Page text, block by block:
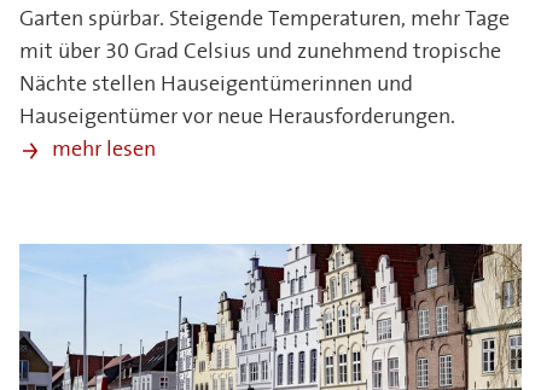
Garten spürbar. Steigende Temperaturen, mehr Tage
mit über 30 Grad Celsius und zunehmend tropische
Nächte stellen Hauseigentümerinnen und
Hauseigentümer vor neue Herausforderungen.
mehr lesen